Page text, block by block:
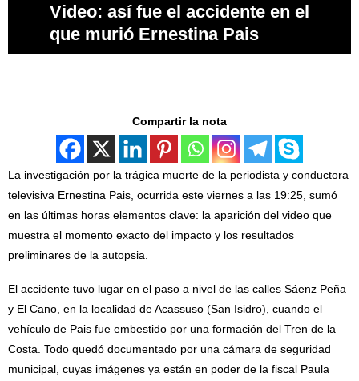
Video: así fue el accidente en el
que murió Ernestina Pais
Compartir la nota
La investigación por la trágica muerte de la periodista y conductora
televisiva Ernestina Pais, ocurrida este viernes a las 19:25, sumó
en las últimas horas elementos clave: la aparición del video que
muestra el momento exacto del impacto y los resultados
preliminares de la autopsia.
El accidente tuvo lugar en el paso a nivel de las calles Sáenz Peña
y El Cano, en la localidad de Acassuso (San Isidro), cuando el
vehículo de Pais fue embestido por una formación del Tren de la
Costa. Todo quedó documentado por una cámara de seguridad
municipal, cuyas imágenes ya están en poder de la fiscal Paula